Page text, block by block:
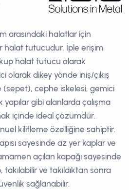
arasındaki halatlar için
halat tutucudur. İple erişim
halat tutucu olarak
olarak dikey yönde iniş/çıkış
cephe iskelesi, gemici
gibi alanlarda çalışma
içinde ideal çözümdür.
kilitleme özelliğine sahiptir.
sayesinde az yer kaplar ve
açılan kapağı sayesinde
takılabilir ve takıldıktan sonra
sağlanabilir.